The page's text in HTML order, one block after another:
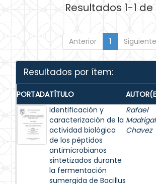
Resultados 1-1 de
Anterior 1 Siguiente
Resultados por ítem:
PORTADATÍTULO
Identificación y
caracterización de la
actividad biológica
de los péptidos
antimicrobianos
sintetizados durante
la fermentación
sumergida de Bacillus
Rafael
Madrigal
Chavez